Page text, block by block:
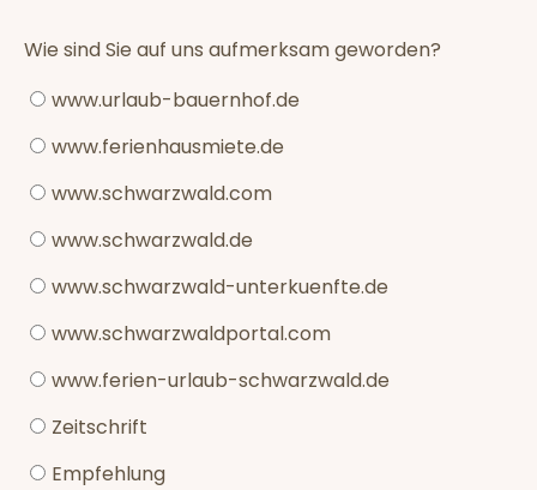
Wie sind Sie auf uns aufmerksam geworden?
www.urlaub-bauernhof.de
www.ferienhausmiete.de
www.schwarzwald.com
www.schwarzwald.de
www.schwarzwald-unterkuenfte.de
www.schwarzwaldportal.com
www.ferien-urlaub-schwarzwald.de
Zeitschrift
Empfehlung